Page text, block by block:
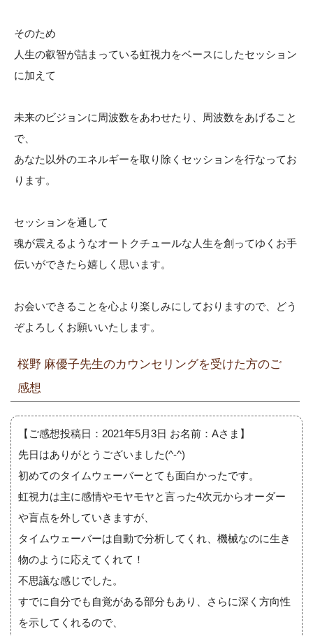
そのため
人生の叡智が詰まっている虹視力をベースにしたセッション
に加えて
未来のビジョンに周波数をあわせたり、周波数をあげること
で、
あなた以外のエネルギーを取り除くセッションを行なってお
ります。
セッションを通して
魂が震えるようなオートクチュールな人生を創ってゆくお手
伝いができたら嬉しく思います。
お会いできることを心より楽しみにしておりますので、どう
ぞよろしくお願いいたします。
桜野 麻優子先生のカウンセリングを受けた方のご
感想
【ご感想投稿日：2021年5月3日 お名前：Aさま】
先日はありがとうございました(^-^)
初めてのタイムウェーバーとても面白かったです。
虹視力は主に感情やモヤモヤと言った4次元からオーダー
や盲点を外していきますが、
タイムウェーバーは自動で分析してくれ、機械なのに生き
物のように応えてくれて！
不思議な感じでした。
すでに自分でも自覚がある部分もあり、さらに深く方向性
を示してくれるので、